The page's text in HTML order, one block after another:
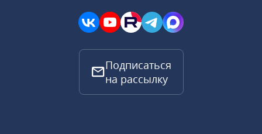
Подписаться
на рассылку